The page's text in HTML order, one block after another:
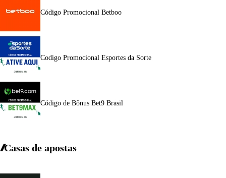
Código Promocional Betboo
Codigo Promocional Esportes da Sorte
Código de Bônus Bet9 Brasil
Casas de apostas